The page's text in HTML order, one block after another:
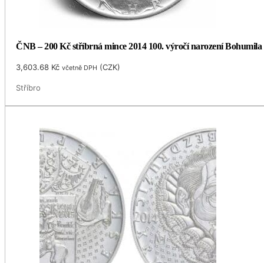
ČNB – 200 Kč stříbrná mince 2014 100. výročí narození
3,603.68 Kč včetně DPH (CZK)
Stříbro